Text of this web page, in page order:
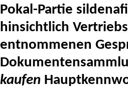
Pokal-Partie
hinsichtlich
entnommenen
kaufen